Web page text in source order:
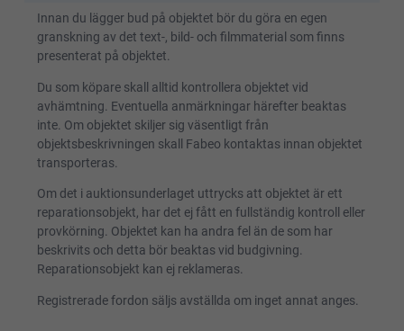
Innan du lägger bud på objektet bör du göra en egen
granskning av det text-, bild- och filmmaterial som finns
presenterat på objektet.
Du som köpare skall alltid kontrollera objektet vid
avhämtning. Eventuella anmärkningar härefter beaktas
inte. Om objektet skiljer sig väsentligt från
objektsbeskrivningen skall Fabeo kontaktas innan objektet
transporteras.
Om det i auktionsunderlaget uttrycks att objektet är ett
reparationsobjekt, har det ej fått en fullständig kontroll eller
provkörning. Objektet kan ha andra fel än de som har
beskrivits och detta bör beaktas vid budgivning.
Reparationsobjekt kan ej reklameras.
Registrerade fordon säljs avställda om inget annat anges.